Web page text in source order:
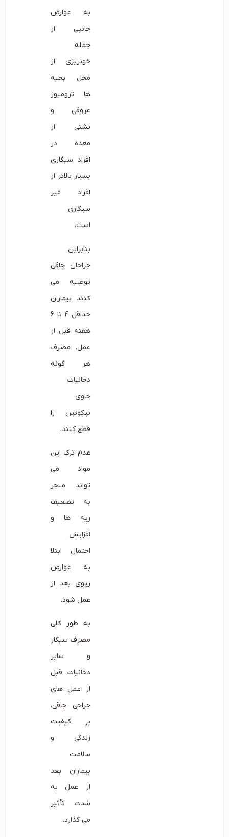
به عوارض
جانبی از
جمله
خونریزی از
محل بخیه
ها، ترومبوز
عروقی و
نشتی از
معده، در
افراد سیگاری
بسیار بالاتر از
افراد غیر
سیگاری
است.
بنابراین
جراحان چاقی
توصیه می
کنند بیماران
حداقل ۴ تا ۶
هفته قبل از
عمل، مصرف
هر گونه
دخانیات
حاوی
نیکوتین را
قطع کنند.
عدم ترک این
مواد می
تواند منجر
به تضعیف
ریه ها و
افزایش
احتمال ابتلا
به عوارض
ریوی بعد از
عمل شود.
به طور کلی
مصرف سیگار
و سایر
دخانیات قبل
از عمل های
جراحی چاقی،
بر کیفیت
زندگی و
سلامت
بیماران بعد
از عمل به
شدت تأثیر
می گذارد.